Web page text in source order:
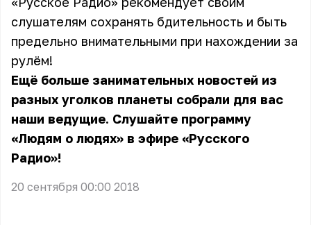
слушателям сохранять бдительность и быть
предельно внимательными при нахождении за
рулём!
Ещё больше занимательных новостей из
разных уголков планеты собрали для вас
наши ведущие. Слушайте программу
«Людям о людях» в эфире «Русского
Радио»!
20 сентября 00:00 2018